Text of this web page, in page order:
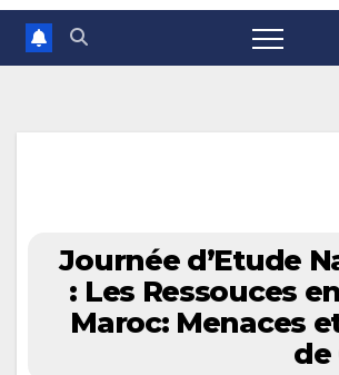
Journée d’Etude
: Les Ressouces
Maroc: Menaces
de